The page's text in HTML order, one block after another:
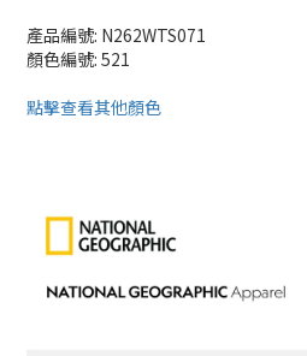
產品編號: N262WTS071
顏色編號: 521
點擊查看其他顏色